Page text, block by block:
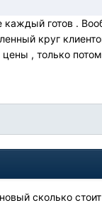
каждый готов .
круг
, только
сколько